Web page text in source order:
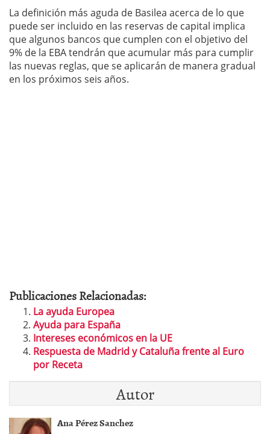
La definición más aguda de Basilea acerca de lo que
puede ser incluido en las reservas de capital implica
que algunos bancos que cumplen con el objetivo del
9% de la EBA tendrán que acumular más para cumplir
las nuevas reglas, que se aplicarán de manera gradual
en los próximos seis años.
Publicaciones Relacionadas:
La ayuda Europea
Ayuda para España
Intereses económicos en la UE
Respuesta de Madrid y Cataluña frente al Euro
por Receta
Autor
Ana Pérez Sanchez